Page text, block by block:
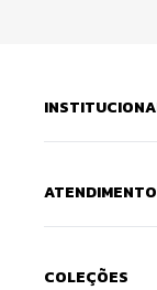
ATENDIMENTO
COLEÇÕES